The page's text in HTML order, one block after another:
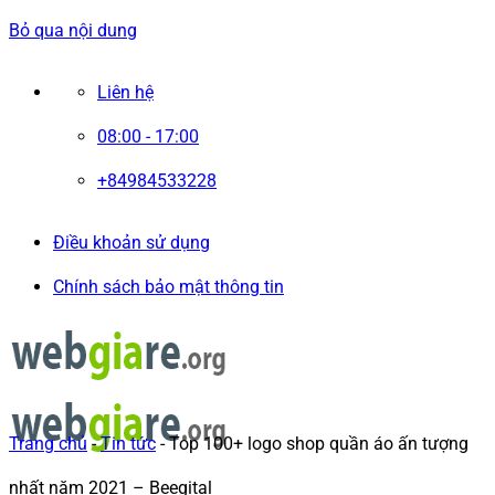
Bỏ qua nội dung
Liên hệ
08:00 - 17:00
+84984533228
Điều khoản sử dụng
Chính sách bảo mật thông tin
Trang chủ -Tin tức -Top 100+ logo shop quần áo ấn tượng
nhất năm 2021 – Beegital